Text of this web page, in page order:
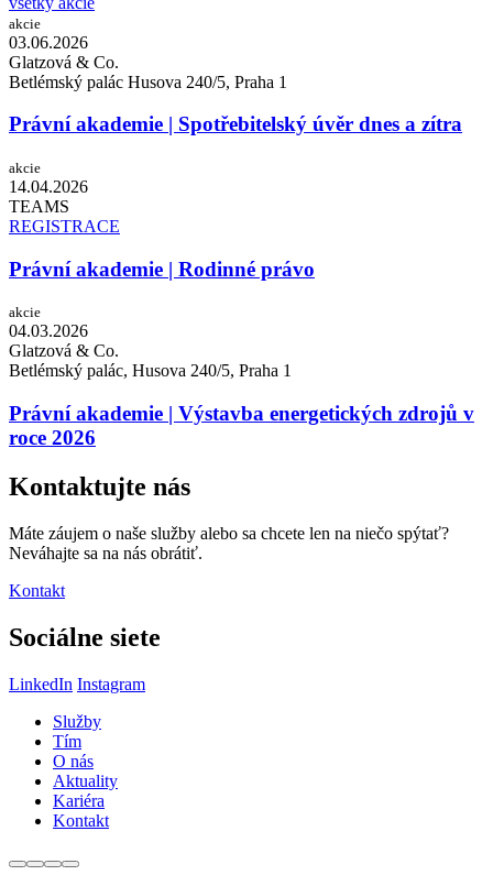
akcie
03.06.2026
Glatzová & Co.
Betlémský palác Husova 240/5, Praha 1
Právní akademie | Spotřebitelský úvěr dnes a zítra
akcie
14.04.2026
TEAMS
REGISTRACE
Právní akademie | Rodinné právo
akcie
04.03.2026
Glatzová & Co.
Betlémský palác, Husova 240/5, Praha 1
Právní akademie | Výstavba energetických zdrojů v
roce 2026
Kontaktujte nás
Máte záujem o naše služby alebo sa chcete len na niečo spýtať?
Neváhajte sa na nás obrátiť.
Kontakt
Sociálne siete
LinkedIn Instagram
Služby
Tím
O nás
Aktuality
Kariéra
Kontakt